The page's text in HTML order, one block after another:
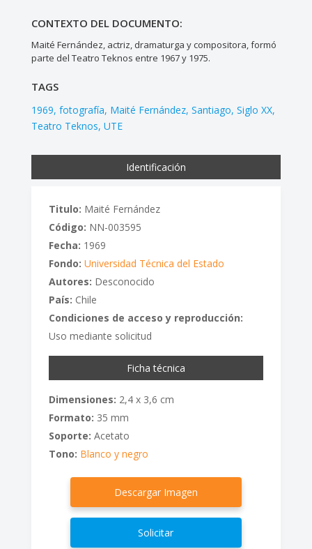
CONTEXTO DEL DOCUMENTO:
Maité Fernández, actriz, dramaturga y compositora, formó
parte del Teatro Teknos entre 1967 y 1975.
TAGS
1969 fotografía Maité Fernández Santiago Siglo XX
Teatro Teknos UTE
Identificación
Titulo: Maité Fernández
Código: NN-003595
Fecha: 1969
Fondo: Universidad Técnica del Estado
Autores: Desconocido
País: Chile
Condiciones de acceso y reproducción:
Uso mediante solicitud
Ficha técnica
Dimensiones: 2,4 x 3,6 cm
Formato: 35 mm
Soporte: Acetato
Tono: Blanco y negro
Descargar Imagen
Solicitar